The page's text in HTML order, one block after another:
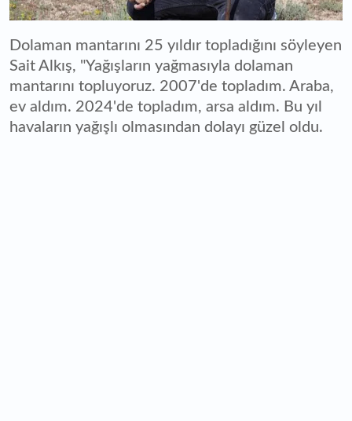
Dolaman mantarını 25 yıldır topladığını söyleyen
Sait Alkış, "Yağışların yağmasıyla dolaman
mantarını topluyoruz. 2007'de topladım. Araba,
ev aldım. 2024'de topladım, arsa aldım. Bu yıl
havaların yağışlı olmasından dolayı güzel oldu.